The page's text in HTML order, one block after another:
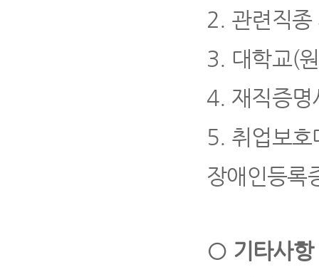
2. 관련직
3. 대학교(원
4. 재직증명
5. 취업보호
장애인등록
○ 기타사항